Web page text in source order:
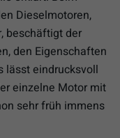
Dieselmotoren,
beschäftigt der
den Eigenschaften
lässt eindrucksvoll
einzelne Motor mit
sehr früh immens